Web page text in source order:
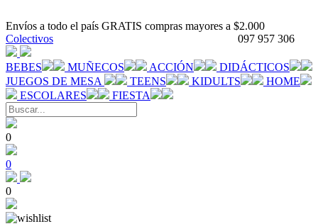
Envíos a todo el país GRATIS compras mayores a $2.000
097 957 306
Colectivos
BEBES MUÑECOS ACCIÓN
DIDÁCTICOS
JUEGOS DE MESA
TEENS KIDULTS
HOME
ESCOLARES
FIESTA
0
0
0